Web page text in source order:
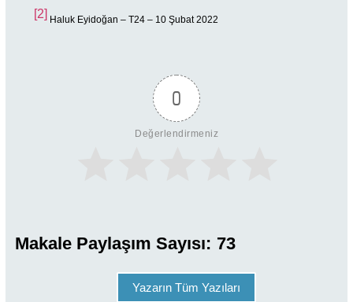
[2] Haluk Eyidoğan – T24 – 10 Şubat 2022
0
Değerlendirmeniz
Makale Paylaşım Sayısı: 73
Yazarın Tüm Yazıları